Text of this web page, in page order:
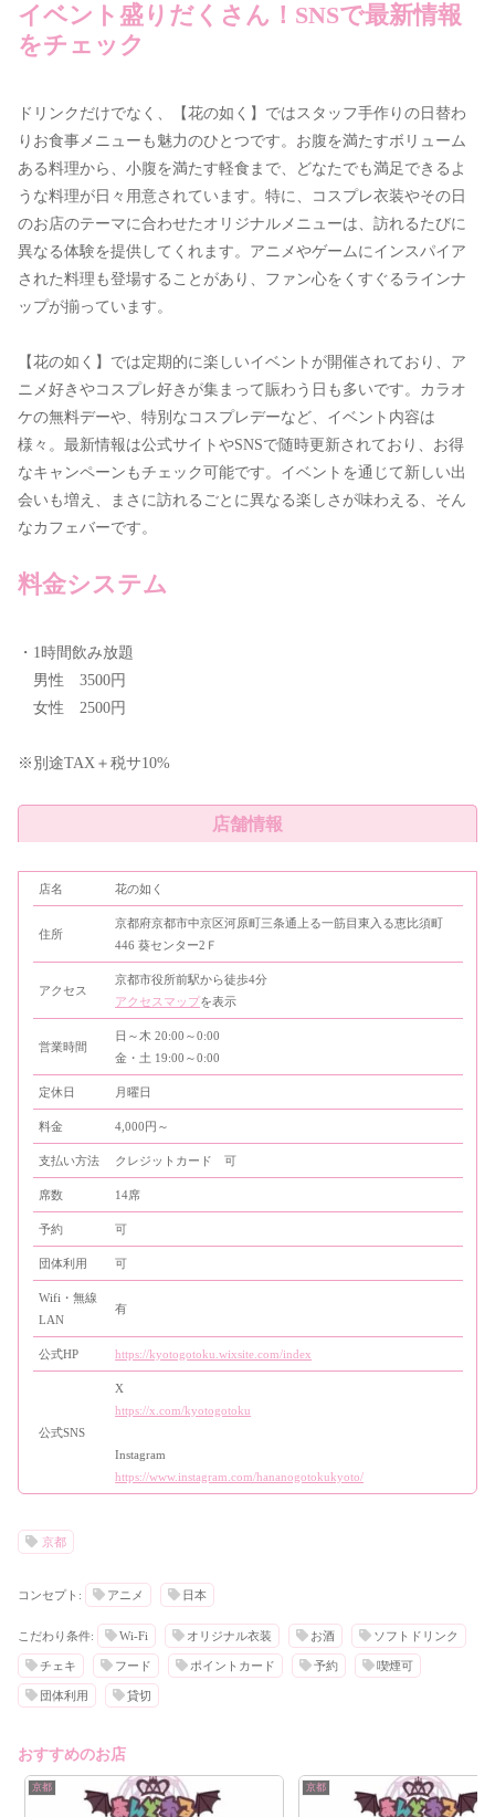
イベント盛りだくさん！SNSで最新情報
をチェック
ドリンクだけでなく、【花の如く】ではスタッフ手作りの日替わ
りお食事メニューも魅力のひとつです。お腹を満たすボリューム
ある料理から、小腹を満たす軽食まで、どなたでも満足できるよ
うな料理が日々用意されています。特に、コスプレ衣装やその日
のお店のテーマに合わせたオリジナルメニューは、訪れるたびに
異なる体験を提供してくれます。アニメやゲームにインスパイア
された料理も登場することがあり、ファン心をくすぐるラインナ
ップが揃っています。
【花の如く】では定期的に楽しいイベントが開催されており、ア
ニメ好きやコスプレ好きが集まって賑わう日も多いです。カラオ
ケの無料デーや、特別なコスプレデーなど、イベント内容は
様々。最新情報は公式サイトやSNSで随時更新されており、お得
なキャンペーンもチェック可能です。イベントを通じて新しい出
会いも増え、まさに訪れるごとに異なる楽しさが味わえる、そん
なカフェバーです。
料金システム
・1時間飲み放題
男性 3500円
女性 2500円
※別途TAX＋税サ10%
店舗情報
店名 花の如く
住所
京都府京都市中京区河原町三条通上る一筋目東入る恵比須町
446 葵センター2Ｆ
アクセス
京都市役所前駅から徒歩4分
アクセスマップを表示
営業時間
日～木 20:00～0:00
金・土 19:00～0:00
定休日 月曜日
料金 4,000円～
支払い方法 クレジットカード 可
席数 14席
予約 可
団体利用 可
Wifi・無線
LAN
有
公式HP https://kyotogotoku.wixsite.com/index
公式SNS
X
https://x.com/kyotogotoku
Instagram
https://www.instagram.com/hananogotokukyoto/
京都
コンセプト: アニメ 日本
こだわり条件: Wi-Fi オリジナル衣装 お酒 ソフトドリンク
チェキ フード ポイントカード 予約 喫煙可
団体利用 貸切
おすすめのお店
京都 京都